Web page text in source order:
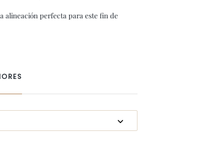
alineación perfecta para este fin de